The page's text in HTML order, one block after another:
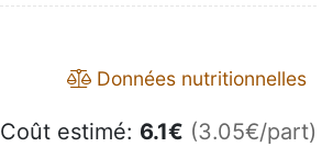
Données nutritionnelles
Coût estimé: 6.1€ (3.05€/part)